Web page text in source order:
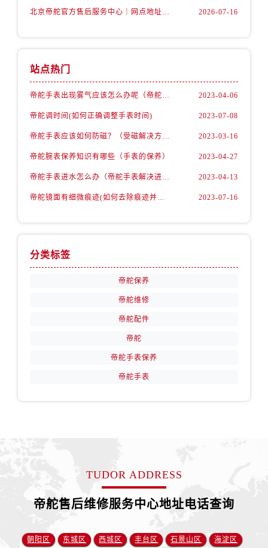
北京帝舵官方售后服务中心｜网点地址及服务热线权威信息公示（2026年7月最新） 2026-07-16
站点热门
帝舵手表出现雾气应该怎么办呢（帝舵手表出现雾气的解决办法） 2023-04-06
帝舵调时间(如何正确调整手表时间) 2023-07-08
帝舵手表应该如何防磁？（受磁解决方法） 2023-03-16
帝舵腕表保养知识有哪些（手表的保养） 2023-04-27
帝舵手表进水怎么办（帝舵手表解决进水故障的方法） 2023-04-13
帝舵镜面有细微痕迹(如何去除痕迹并保护手表) 2023-07-16
分类标签
帝舵保养
帝舵维修
帝舵配件
帝舵
帝舵手表保养
帝舵手表
TUDOR ADDRESS
帝舵售后维修服务中心地址电话查询
朝阳区 东城区 西城区 丰台区 石景山区 海淀区